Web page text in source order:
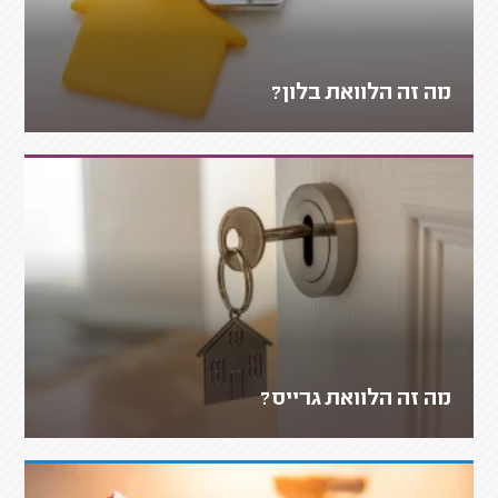
מה זה הלוואת בלון?
מה זה הלוואת גרייס?